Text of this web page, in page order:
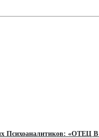
Психоаналитиков: